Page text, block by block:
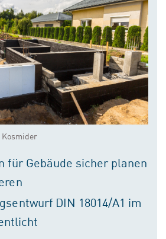
für Gebäude sicher planen
DIN 18014/A1 im